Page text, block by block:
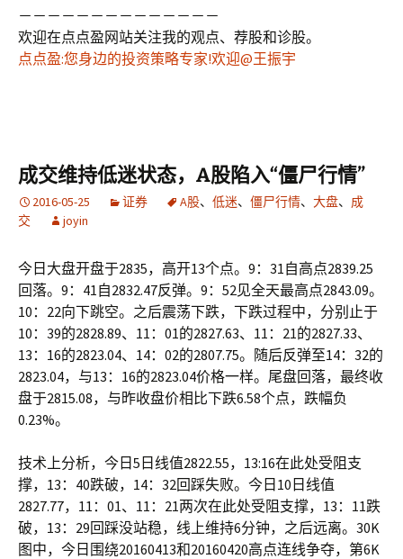
－－－－－－－－－－－－－－
欢迎在点点盈网站关注我的观点、荐股和诊股。
点点盈:您身边的投资策略专家!欢迎@王振宇
成交维持低迷状态，A股陷入“僵尸行情”
2016-05-25 证券 A股、 低迷、 僵尸行情、 大盘、 成
交
joyin
今日大盘开盘于2835，高开13个点。9：31自高点2839.25
回落。9：41自2832.47反弹。9：52见全天最高点2843.09。
10：22向下跳空。之后震荡下跌，下跌过程中，分别止于
10：39的2828.89、11：01的2827.63、11：21的2827.33、
13：16的2823.04、14：02的2807.75。随后反弹至14：32的
2823.04，与13：16的2823.04价格一样。尾盘回落，最终收
盘于2815.08，与昨收盘价相比下跌6.58个点，跌幅负
0.23%。
技术上分析，今日5日线值2822.55，13:16在此处受阻支
撑，13：40跌破，14：32回踩失败。今日10日线值
2827.77，11：01、11：21两次在此处受阻支撑，13：11跌
破，13：29回踩没站稳，线上维持6分钟，之后远离。30K
图中，今日围绕20160413和20160420高点连线争夺，第6K